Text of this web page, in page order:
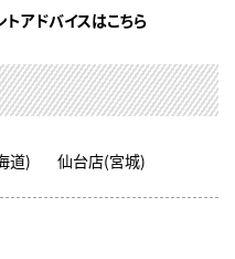
アドバイスはこちら
道) 仙台店(宮城)